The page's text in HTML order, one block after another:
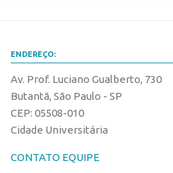
ENDEREÇO:
Av. Prof. Luciano Gualberto, 730
Butantã, São Paulo - SP
CEP: 05508-010
Cidade Universitária
CONTATO EQUIPE